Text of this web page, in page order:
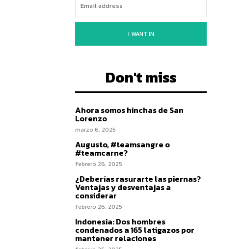
I WANT IN
Don't miss
Ahora somos hinchas de San
Lorenzo
marzo 6, 2025
Augusto, #teamsangre o
#teamcarne?
febrero 26, 2025
¿Deberías rasurarte las piernas?
Ventajas y desventajas a
considerar
febrero 26, 2025
Indonesia: Dos hombres
condenados a 165 latigazos por
mantener relaciones